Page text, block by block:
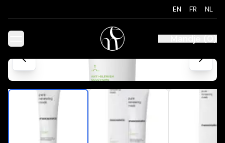
EN FR NL
Mandje(0)